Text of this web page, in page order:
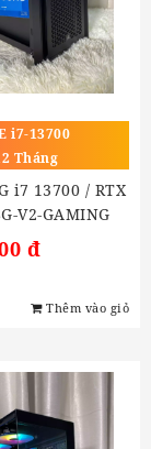
i7-13700
5.2GHz)
Tháng
i7 13700 / RTX
V2-GAMING
đ
Thêm vào giỏ